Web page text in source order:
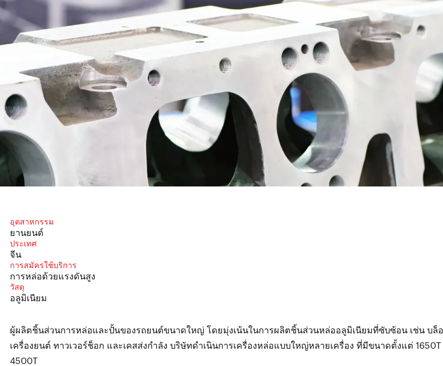
อุตสาหกรรม
ยานยนต์
ประเทศ
จีน
การสมัครใช้บริการ
การหล่อด้วยแรงดันสูง
วัสดุ
อลูมิเนียม
ผู้ผลิตชิ้นส่วนการหล่อและปั้นของรถยนต์ขนาดใหญ่ โดยมุ่งเน้นในการผลิตชิ้นส่วนหล่ออลูมิเนียมที่ซับซ้อน เช่น บล็
เครื่องยนต์ ทาวเวอร์ช็อก และเคสส่งกำลัง บริษัทดำเนินการเครื่องหล่อแบบใหญ่หลายเครื่อง ที่มีขนาดตั้งแต่ 1650T
4500T